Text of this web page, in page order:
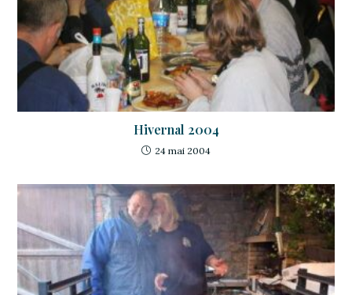
Hivernal 2004
24 mai 2004